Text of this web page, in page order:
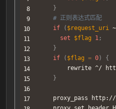
}
# 正则表达式匹配
if
( $request_uri
set
$flag 1 ;
}
if
( $flag = 0)
{
rewrite ^/
}
proxy_pass